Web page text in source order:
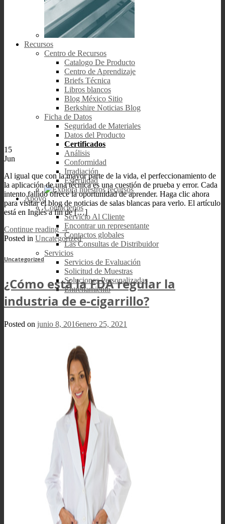
Recursos
Centro de Recursos
Catalogo De Producto
Centro de Aprendizaje
Briefs Técnica
Libros blancos
Blog México Sitio
Berkshire Noticias Blog
Ficha de Datos
Seguridad de Materiales
Datos del Producto
Certificados
Análisis
Conformidad
Irradiación
Esterilidad
Apoyo
Contáctenos
Servicio Al Cliente
Encontrar un representante
Contactos globales
Las Consultas de Distribuidor
Servicios
Servicios de Evaluación
Solicitud de Muestras
Soluciones Personalizadas
Entrenamiento
15
Jun
Al igual que con la mayor parte de la vida, el perfeccionamiento de
la aplicación de una técnica es una cuestión de prueba y error. Cada
intento fallido ofrece la oportunidad de aprender. Haga clic ahora
para visitar el blog de noticias de salas blancas para verlo. El artículo
está en Inglés a fin de […]
Continue reading →
Posted in Uncategorized
Uncategorized
¿Cómo está la FDA regular la
industria de e-cigarrillo?
Posted on junio 8, 2016enero 25, 2021